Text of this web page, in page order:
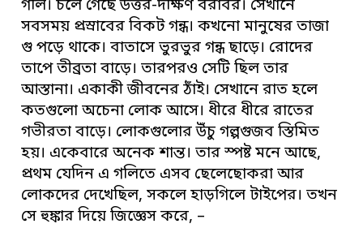
গলি। চলে গেছে উত্তর-দক্ষিণ বরাবর। সেখানে
সবসময় প্রস্রাবের বিকট গন্ধ। কখনো মানুষের তাজা
গু পড়ে থাকে। বাতাসে ভুরভুর গন্ধ ছাড়ে। রোদের
তাপে তীব্রতা বাড়ে। তারপরও সেটি ছিল তার
আস্তানা। একাকী জীবনের ঠাঁই। সেখানে রাত হলে
কতগুলো অচেনা লোক আসে। ধীরে ধীরে রাতের
গভীরতা বাড়ে। লোকগুলোর উঁচু গল্পগুজব স্তিমিত
হয়। একেবারে অনেক শান্ত। তার স্পষ্ট মনে আছে,
প্রথম যেদিন এ গলিতে এসব ছেলেছোকরা আর
লোকদের দেখেছিল, সকলে হাড়গিলে টাইপের। তখন
সে হুঙ্কার দিয়ে জিজ্ঞেস করে, –